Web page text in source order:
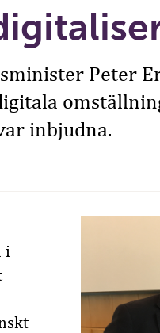
Peter
inbjudna.
i